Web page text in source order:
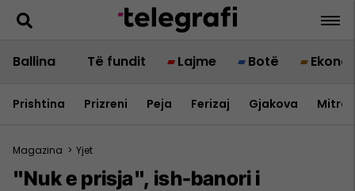
Ballina Të fundit Lajme Botë
Prishtina Prizreni Peja Ferizaj Gjakova
Magazina > Yjet
"Nuk e prisja", ish-banori i